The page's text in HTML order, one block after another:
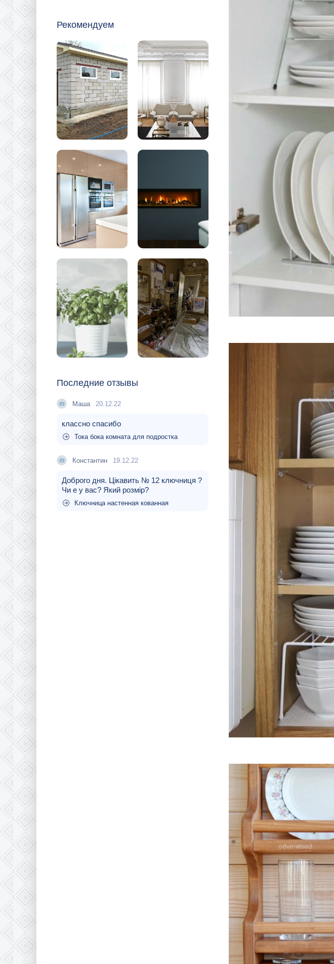
Рекомендуем
Последние отзывы
Маша 20.12.22
классно спасибо
Тока бока комната для подростка
Константин 19.12.22
Доброго дня. Цікавить № 12 ключниця ?
Чи е у вас? Який розмір?
Ключница настенная кованная